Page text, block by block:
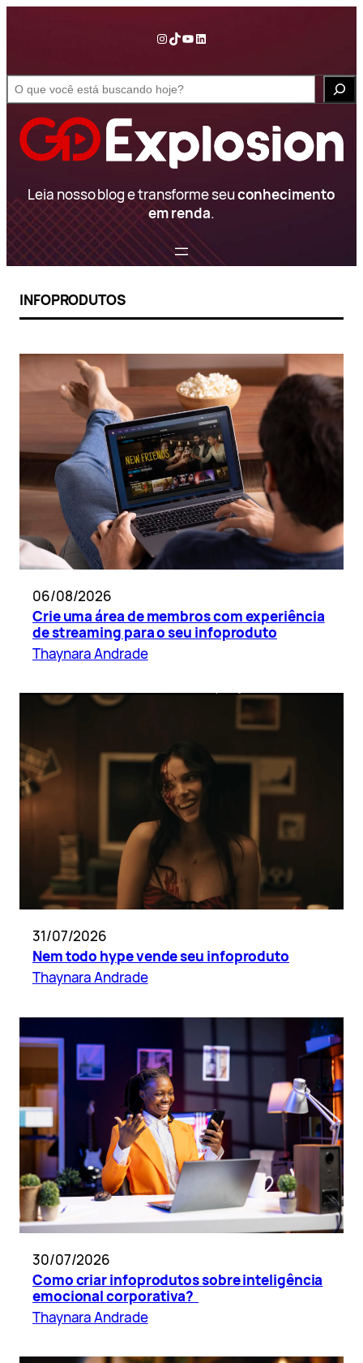
conteúdo
InstagramTikTok YouTube LinkedIn
e
Leia nosso blog e transforme seuconhecimento
em renda.
INFOPRODUTOS
06/08/2026
Crie uma área de membros com experiência
de streaming para o seu infoproduto
Thaynara Andrade
31/07/2026
Nem todo hype vende seu infoproduto
Thaynara Andrade
30/07/2026
Como criar infoprodutos sobre inteligência
emocional corporativa?
Thaynara Andrade